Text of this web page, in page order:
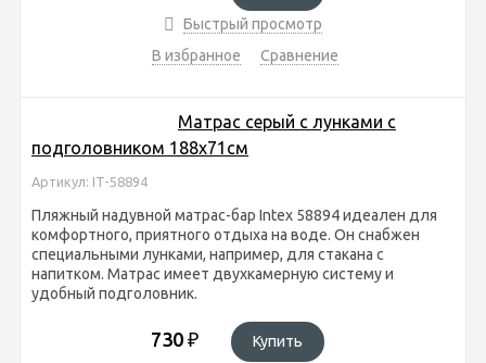
Быстрый просмотр
В избранное
Сравнение
Матрас серый с лунками с
подголовником 188х71см
Артикул: IT-58894
Пляжный надувной матрас-бар Intex 58894 идеален для
комфортного, приятного отдыха на воде. Он снабжен
специальными лунками, например, для стакана с
напитком. Матрас имеет двухкамерную систему и
удобный подголовник.
730 ₽ Купить